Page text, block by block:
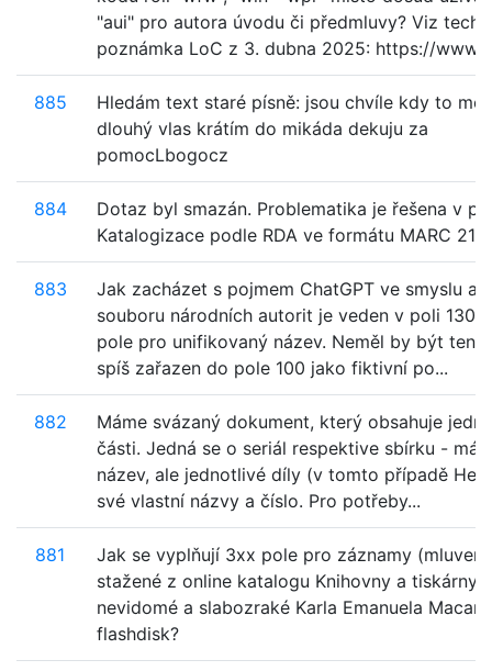
"aui" pro autora úvodu či předmluvy? Viz
poznámka LoC z 3. dubna 2025: https://
885
Hledám text staré písně: jsou chvíle kdy to
dlouhý vlas krátím do mikáda dekuju za
pomocLbogocz
884
Dotaz byl smazán. Problematika je řešena v
Katalogizace podle RDA ve formátu MARC 21.
883
Jak zacházet s pojmem ChatGPT ve smyslu
souboru národních autorit je veden v poli 130,
pole pro unifikovaný název. Neměl by být
spíš zařazen do pole 100 jako fiktivní po...
882
Máme svázaný dokument, který obsahuje
části. Jedná se o seriál respektive sbírku - má
název, ale jednotlivé díly (v tomto případě
své vlastní názvy a číslo. Pro potřeby...
881
Jak se vyplňují 3xx pole pro záznamy
stažené z online katalogu Knihovny a tiskárny
nevidomé a slabozraké Karla Emanuela
flashdisk?